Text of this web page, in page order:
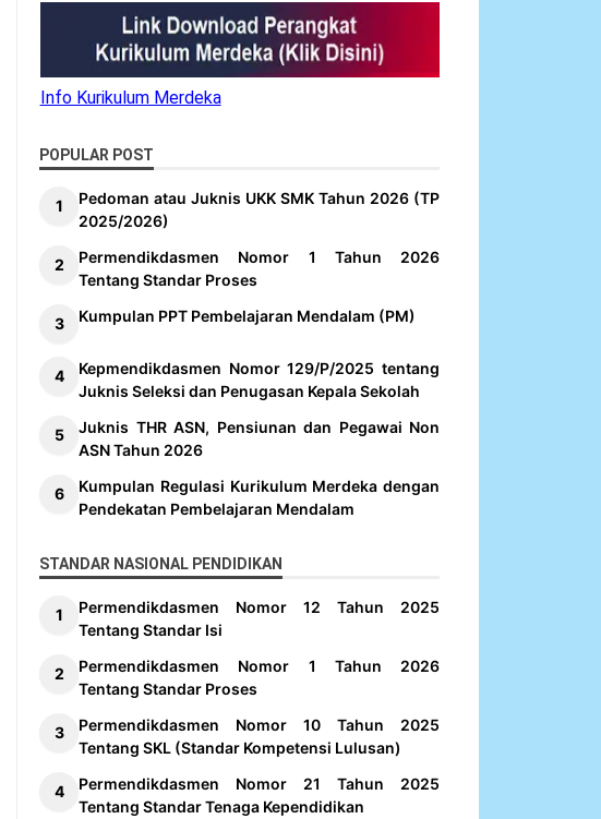
Info Kurikulum Merdeka
POPULAR POST
Pedoman atau Juknis UKK SMK Tahun 2026 (TP
2025/2026)
Permendikdasmen Nomor 1 Tahun 2026
Tentang Standar Proses
Kumpulan PPT Pembelajaran Mendalam (PM)
Kepmendikdasmen Nomor 129/P/2025 tentang
Juknis Seleksi dan Penugasan Kepala Sekolah
Juknis THR ASN, Pensiunan dan Pegawai Non
ASN Tahun 2026
Kumpulan Regulasi Kurikulum Merdeka dengan
Pendekatan Pembelajaran Mendalam
STANDAR NASIONAL PENDIDIKAN
Permendikdasmen Nomor 12 Tahun 2025
Tentang Standar Isi
Permendikdasmen Nomor 1 Tahun 2026
Tentang Standar Proses
Permendikdasmen Nomor 10 Tahun 2025
Tentang SKL (Standar Kompetensi Lulusan)
Permendikdasmen Nomor 21 Tahun 2025
Tentang Standar Tenaga Kependidikan